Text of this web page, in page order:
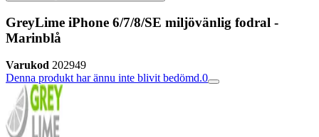
GreyLime iPhone 6/7/8/SE miljövänlig fodral -
Marinblå
Varukod 202949
Denna produkt har ännu inte blivit bedömd.0